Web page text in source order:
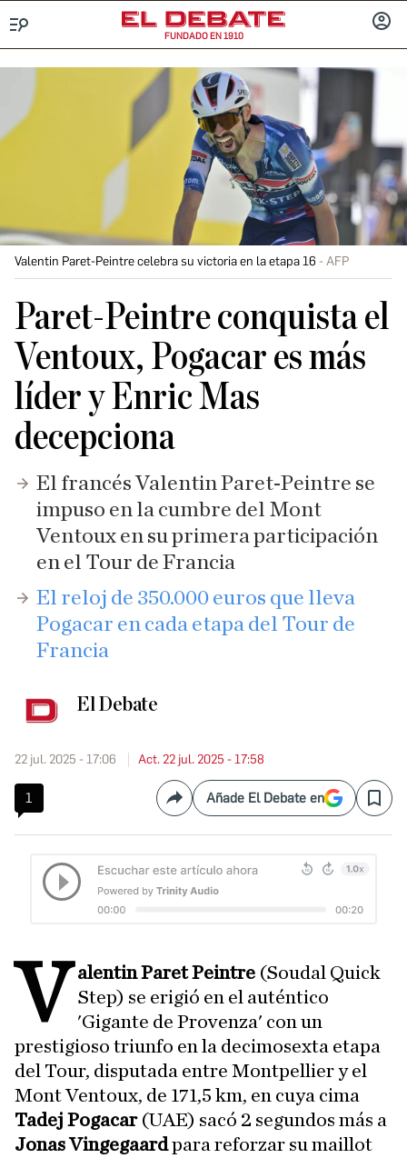
FUNDADO EN 1910
Valentin Paret-Peintre celebra su victoria en la etapa 16 AFP
Paret-Peintre conquista el
Ventoux, Pogacar es más
líder y Enric Mas
decepciona
El francés Valentin Paret-Peintre se
impuso en la cumbre del Mont
Ventoux en su primera participación
en el Tour de Francia
El reloj de 350.000 euros que lleva
Pogacar en cada etapa del Tour de
Francia
El Debate
22 jul. 2025 - 17:06 Act. 22 jul. 2025 - 17:58
1 CompartirAñade El Debate en Save
V alentin Paret Peintre (Soudal Quick
Step) se erigió en el auténtico
'Gigante de Provenza' con un
prestigioso triunfo en la decimosexta etapa
del Tour, disputada entre Montpellier y el
Mont Ventoux, de 171,5 km, en cuya cima
Tadej Pogacar(UAE) sacó 2 segundos más a
Jonas Vingegaardpara reforzar su maillot